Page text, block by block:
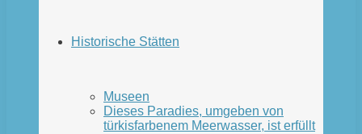
Historische Stätten
Museen
Dieses Paradies, umgeben von
türkisfarbenem Meerwasser, ist erfüllt